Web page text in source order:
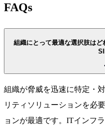
FAQs
組織にとって最適な選択肢は
組織が脅威を迅速に特定・
リティソリューションを必
ョンが最適です。ITインフ